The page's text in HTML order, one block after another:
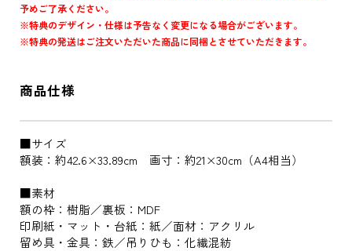
予めご了承ください。
※特典のデザイン・仕様は予告なく変更になる場合がございます。
※特典の発送はご注文いただいた商品に同梱とさせていただきます。
商品仕様
■サイズ
額装：約42.6×33.89cm 画寸：約21×30cm（A4相当）
■素材
額の枠：樹脂／裏板：MDF
印刷紙・マット・台紙：紙／面材：アクリル
留め具・金具：鉄／吊りひも：化繊混紡